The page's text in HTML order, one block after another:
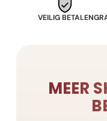
VEILIG BETALEN
MEER